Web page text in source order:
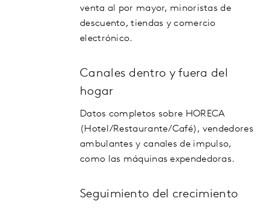
venta al por mayor, minoristas de
descuento, tiendas y comercio
electrónico.
Canales dentro y fuera del
hogar
Datos completos sobre HORECA
(Hotel/Restaurante/Café), vendedores
ambulantes y canales de impulso,
como las máquinas expendedoras.
Seguimiento del crecimiento